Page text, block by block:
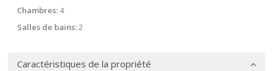
Chambres:4
Salles de bains:2
Caractéristiques de la propriété